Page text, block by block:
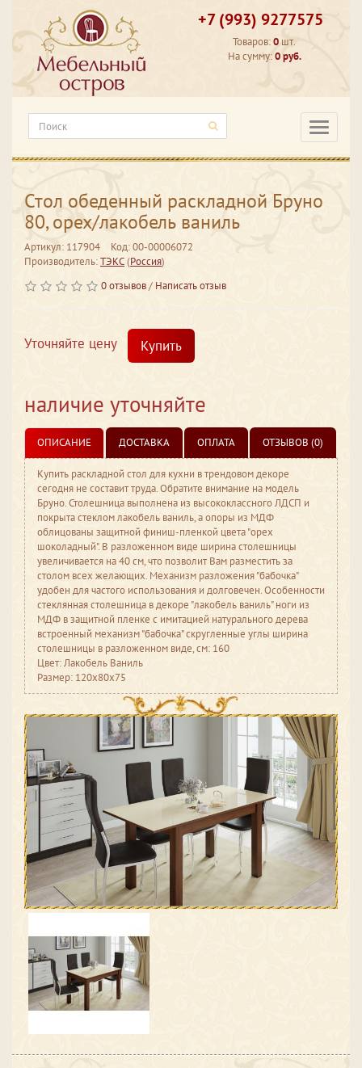
+7 (993) 9277575
Товаров:0 шт.
На сумму:0 руб.
Стол обеденный раскладной Бруно
80, орех/лакобель ваниль
Артикул: 117904
Код: 00-00006072
Производитель:ТЭКС(Россия)
0 отзывов/ Написать отзыв
Уточняйте цену Купить
наличие уточняйте
ОПИСАНИЕ ДОСТАВКА ОПЛАТА ОТЗЫВОВ (0)
Купить раскладной стол для кухни в трендовом декоре
сегодня не составит труда. Обратите внимание на модель
Бруно. Столешница выполнена из высококлассного ЛДСП и
покрыта стеклом лакобель ваниль, а опоры из МДФ
облицованы защитной финиш-пленкой цвета "орех
шоколадный". В разложенном виде ширина столешницы
увеличивается на 40 см, что позволит Вам разместить за
столом всех желающих. Механизм разложения "бабочка"
удобен для частого использования и долговечен. Особенности
стеклянная столешница в декоре "лакобель ваниль" ноги из
МДФ в защитной пленке с имитацией натурального дерева
встроенный механизм "бабочка" скругленные углы ширина
столешницы в разложенном виде, см: 160
Цвет: Лакобель Ваниль
Размер: 120x80x75